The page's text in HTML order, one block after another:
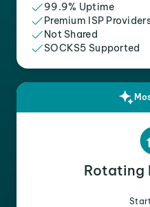
99.9% Uptime
Premium ISP
Not Shared
SOCKS5 Supported
Rotating